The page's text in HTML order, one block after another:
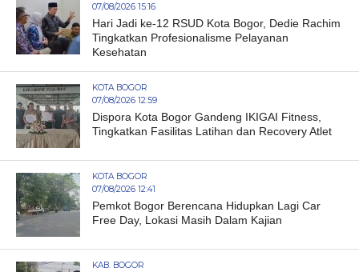
07/08/2026 15:16
Hari Jadi ke-12 RSUD Kota Bogor, Dedie Rachim
Tingkatkan Profesionalisme Pelayanan
Kesehatan
KOTA BOGOR
07/08/2026 12:59
Dispora Kota Bogor Gandeng IKIGAI Fitness,
Tingkatkan Fasilitas Latihan dan Recovery Atlet
KOTA BOGOR
07/08/2026 12:41
Pemkot Bogor Berencana Hidupkan Lagi Car
Free Day, Lokasi Masih Dalam Kajian
KAB. BOGOR